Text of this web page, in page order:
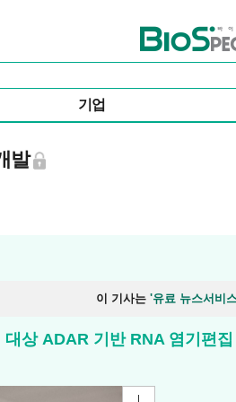
바이오스펙테이
기업
발
이 기사는 '유료 뉴스서비
상 ADAR 기반 RNA 염기편